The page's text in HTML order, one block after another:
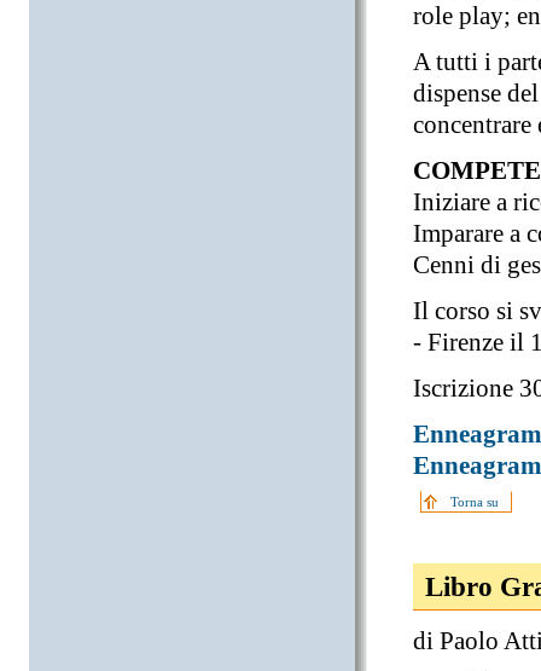
role play;
A tutti i
dispense
Iniziare a
Imparare a
Cenni di
Il corso si
- Firenze il
Iscrizione
Torna su
Libro
di Paolo